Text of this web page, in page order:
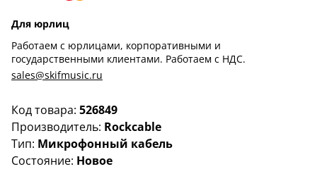
Код товара: 526849
Производитель: Rockcable
Тип: Микрофонный кабель
Состояние: Новое
Для юрлиц
Работаем с юрлицами, корпоративными и
государственными клиентами. Работаем с НДС.
sales@skifmusic.ru